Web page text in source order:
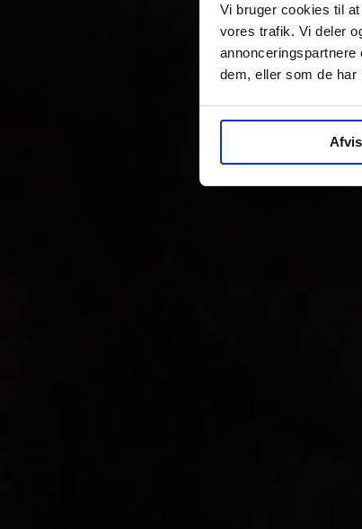
Vi bruger cookies til
vores trafik. Vi deler
dem, eller som de har
Afvis